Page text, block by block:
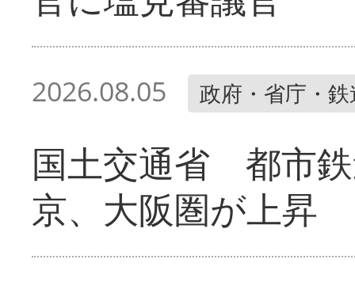
2026.08.05 政府・省庁・
国土交通省 都市
京、大阪圏が上昇